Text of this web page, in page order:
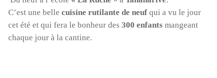
C’est une belle cuisine rutilante de neufqui a vu le jour
cet été et qui fera le bonheur des 300 enfantsmangeant
chaque jour à la cantine.